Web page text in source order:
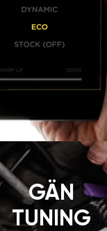
GÄN
TUNING